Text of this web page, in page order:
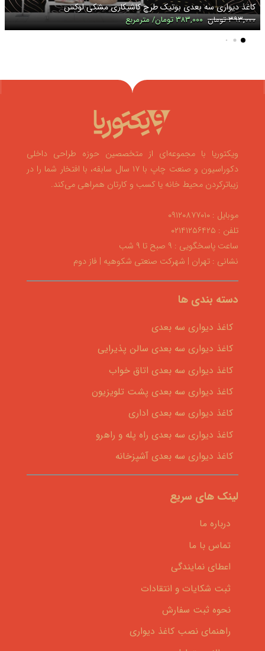
کاغذ دیواری سه بعدی بوتیک طرح کاشیکاری مشکی لوکس
۳۹۳,۰۰۰ تومان ۳۸۳,۰۰۰ تومان/ مترمربع
ویکتوریا با مجموعه‌ای از متخصصین حوزه طراحی داخلی
دکوراسیون و صنعت چاپ با ۱۷ سال سابقه، با افتخار شما را در
زیباترکردن محیط خانه یا کسب و کارتان همراهی می‌کند.
موبایل : ۰۹۱۲۰۸۷۷۰۱۰
تلفن : ۰۲۱۴۱۲۵۶۴۲۵
ساعت پاسخگویی : ۹ صبح تا ۹ شب
نشانی : تهران | شهرکت صنعتی شکوهیه | فاز دوم
دسته بندی ها
کاغذ دیواری سه بعدی
کاغذ دیواری سه بعدی سالن پذیرایی
کاغذ دیواری سه بعدی اتاق خواب
کاغذ دیواری سه بعدی پشت تلویزیون
کاغذ دیواری سه بعدی اداری
کاغذ دیواری سه بعدی راه پله و راهرو
کاغذ دیواری سه بعدی آشپزخانه
لینک های سریع
درباره ما
تماس با ما
اعطای نمایندگی
ثبت شکایات و انتقادات
نحوه ثبت سفارش
راهنمای نصب کاغذ دیواری